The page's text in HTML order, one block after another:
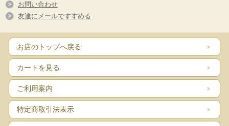
お問い合わせ
友達にメールですすめる
お店のトップへ戻る
カートを見る
ご利用案内
特定商取引法表示